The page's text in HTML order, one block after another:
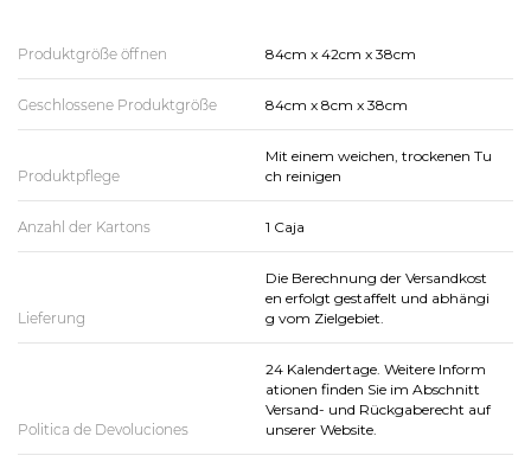
Produktgröße öffnen 84cm x 42cm x 38cm
Geschlossene Produktgröße 84cm x 8cm x 38cm
Produktpflege
Mit einem weichen, trockenen Tu
ch reinigen
Anzahl der Kartons 1 Caja
Lieferung
Die Berechnung der Versandkost
en erfolgt gestaffelt und abhängi
g vom Zielgebiet.
Politica de Devoluciones
24 Kalendertage. Weitere Inform
ationen finden Sie im Abschnitt
Versand- und Rückgaberecht auf
unserer Website.